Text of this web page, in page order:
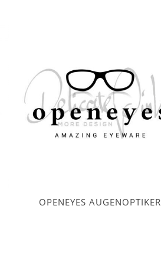
OPENEYES AUGENOPTIKER